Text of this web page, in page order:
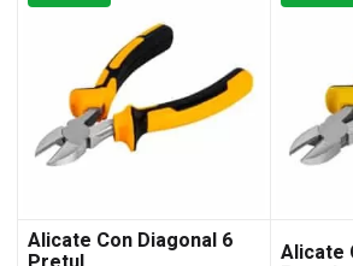
Alicate Con Diagonal 6 Alicate